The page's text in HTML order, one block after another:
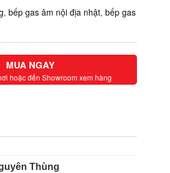
, bếp gas âm nội địa nhật, bếp gas
MUA NGAY
hoặc đến Showroom xem hàng
Thùng